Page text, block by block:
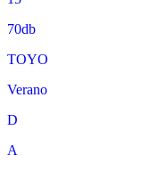
70db
TOYO
Verano
D
A